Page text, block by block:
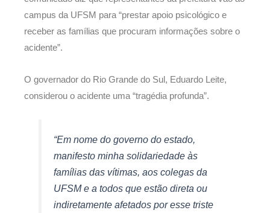
campus da UFSM para “prestar apoio psicológico e
receber as famílias que procuram informações sobre o
acidente”.
O governador do Rio Grande do Sul, Eduardo Leite,
considerou o acidente uma “tragédia profunda”.
“Em nome do governo do estado,
manifesto minha solidariedade às
famílias das vítimas, aos colegas da
UFSM e a todos que estão direta ou
indiretamente afetados por esse triste